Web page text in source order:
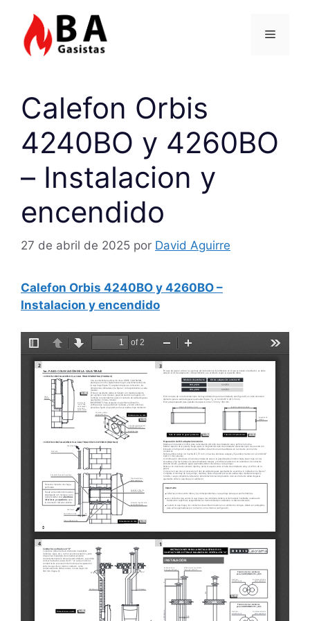
contenido
Menú
Calefon Orbis
4240BO y 4260BO
– Instalacion y
encendido
27 de abril de 2025 por David Aguirre
Calefon Orbis 4240BO y 4260BO –
Instalacion y encendido